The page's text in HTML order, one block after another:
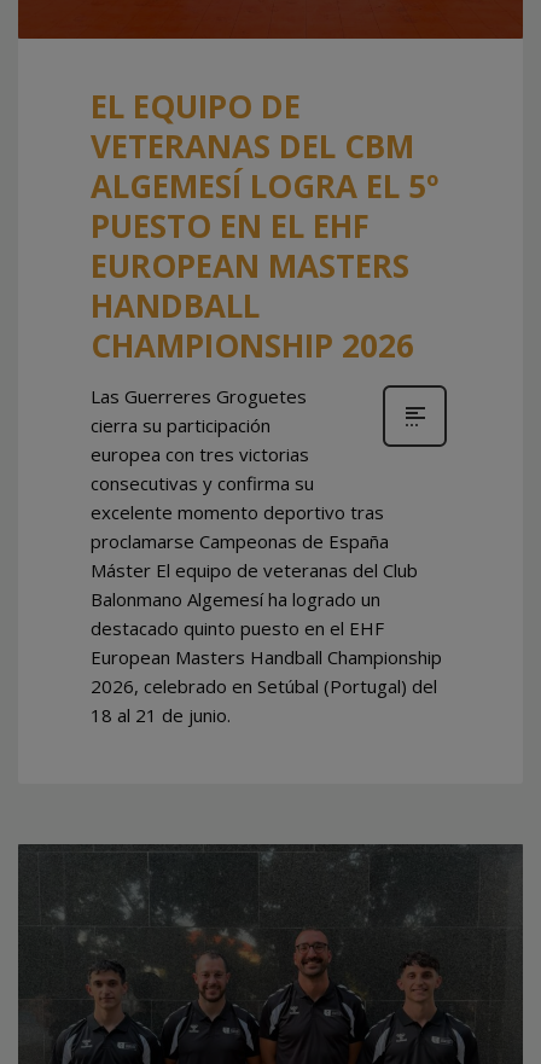
EL EQUIPO DE
VETERANAS DEL CBM
ALGEMESÍ LOGRA EL 5º
PUESTO EN EL EHF
EUROPEAN MASTERS
HANDBALL
CHAMPIONSHIP 2026
Las Guerreres Groguetes
cierra su participación
europea con tres victorias
consecutivas y confirma su
excelente momento deportivo tras
proclamarse Campeonas de España
Máster El equipo de veteranas del Club
Balonmano Algemesí ha logrado un
destacado quinto puesto en el EHF
European Masters Handball Championship
2026, celebrado en Setúbal (Portugal) del
18 al 21 de junio.